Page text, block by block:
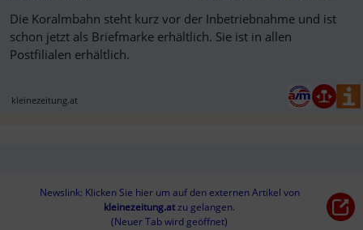
Die Koralmbahn steht kurz vor der Inbetriebnahme und ist
schon jetzt als Briefmarke erhältlich. Sie ist in allen
Postfilialen erhältlich.
kleinezeitung.at
Newslink: Klicken Sie hier um auf den externen Artikel von
kleinezeitung.at zu gelangen.
(Neuer Tab wird geöffnet)